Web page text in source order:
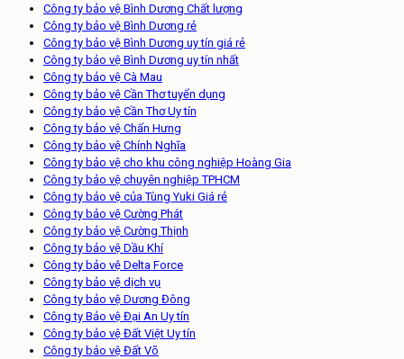
Công ty bảo vệ Bình Dương Chất lượng
Công ty bảo vệ Bình Dương rẻ
Công ty bảo vệ Bình Dương uy tín giá rẻ
Công ty bảo vệ Bình Dương uy tín nhất
Công ty bảo vệ Cà Mau
Công ty bảo vệ Cần Thơ tuyển dụng
Công ty bảo vệ Cần Thơ Uy tín
Công ty bảo vệ Chấn Hưng
Công ty bảo vệ Chính Nghĩa
Công ty bảo vệ cho khu công nghiệp Hoàng Gia
Công ty bảo vệ chuyên nghiệp TPHCM
Công ty bảo vệ của Tùng Yuki Giá rẻ
Công ty bảo vệ Cường Phát
Công ty bảo vệ Cường Thịnh
Công ty bảo vệ Dầu Khí
Công ty bảo vệ Delta Force
Công ty bảo vệ dịch vụ
Công ty bảo vệ Dương Đông
Công ty Bảo vệ Đại An Uy tín
Công ty bảo vệ Đất Việt Uy tín
Công ty bảo vệ Đất Võ